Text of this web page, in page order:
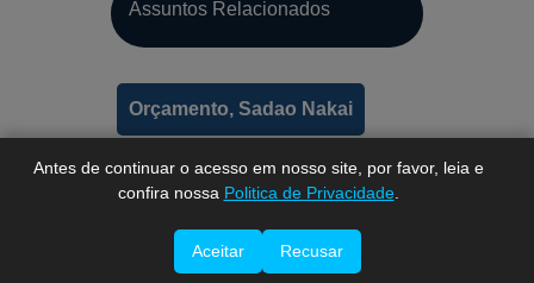
Antes de continuar o acesso em nosso site, por favor, leia e
confira nossa Politica de Privacidade.
Aceitar Recusar
Assuntos Relacionados
Orçamento, Sadao Nakai
Imprimir esta página.